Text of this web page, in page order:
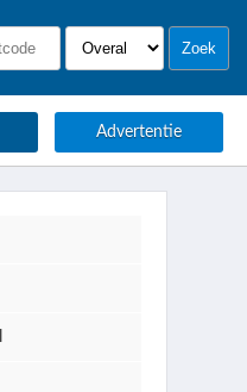
Advertentie